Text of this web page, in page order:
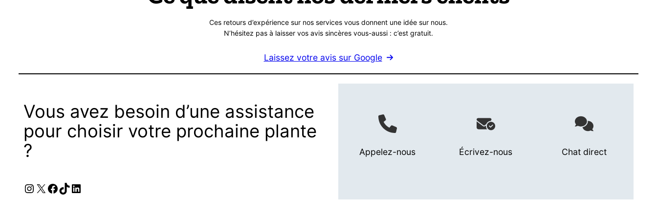
Ces retours d’expérience sur nos services vous donnent une idée sur nous.
N’hésitez pas à laisser vos avis sincères vous-aussi : c’est gratuit.
Laissez votre avis sur Google
Vous avez besoin d’une assistance
pour choisir votre prochaine plante
?
Instagram
X Facebook
TikTok
LinkedIn
Appelez-nous Écrivez-nous Chat direct